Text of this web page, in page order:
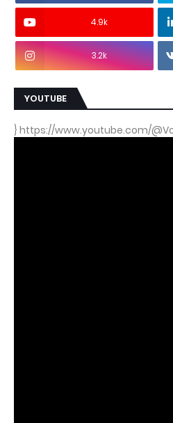
4.9k
3.2k
YOUTUBE
} https://www.youtube.com/